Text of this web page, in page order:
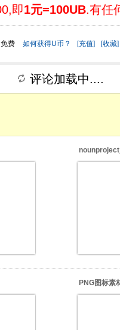
即1元=100UB.有任
费 如何获得U币？ [充值] [收藏]
评论加载中....
PNG图标素